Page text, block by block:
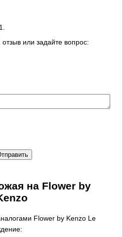
1
или задайте вопрос:
на Flower by
Flower by Kenzo Le